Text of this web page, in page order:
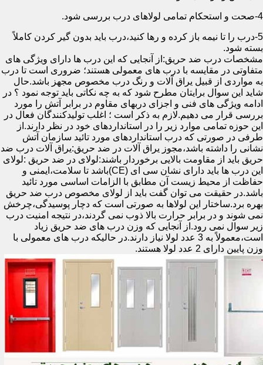
4-صحت و استحکام تمامی لولاهای درب بررسی شود.
5-درب را تا نیمه باز کرده و رها کنید،درب باید بدون گیر کردن کاملاً
بسته شود.
مشخصات درب ضد حریق:از آنجایی که این درب ها دارای ویژگی های
متفاوتی در مقایسه با درب های معمولی هستند؛ ضروری است تا درب
به مواردی از قبیل یراق آلات و رنگ درب مخصوص مجهز باشد.حال
شاید این سوال برایتان مطرح شود که به چه نکاتی باید توجه نمود ؟ در
ادامه ویژگی های فنی و اجزای دربهای مقاوم در برابر آتش را مورد
بررسی قرار می دهیم.لازم به ذکر است ؛ اغلب تولیدکنندگان فعال در
این حوزه تمامی موارد زیر را در استانداردهای خود در نظر دارند.از
طرفی در صورتی که درب استانداردهای مورد تائید سازمان آتش
نشانی را داشته باشد،مجوز یراق آلات در ضد حریق:یراق آلات درب ضد
حریق باید از مقاومت بالایی برخوردار باشند:لولای در ضد حریق :لولای
این درب ها باید دارای نشان سی ای (CE)باشد تا سلامت،ایمنی و
حفاظت از محیط زیست آن مطابق با الزامات اساسی مورد تائید
باشد.در حقیقت می توان گفت باید از لولای مخصوص درب ضد حریق
بهره برد.ساختار این لولاها به صورتی است که دچار پوسیدگی،چرخش
نمی شوند و در برابر حرارت بالا ذوب نمی گردند،در نتیجه امنیت درب
زیر سوال نمی رود.از آنجایی که وزن درب های ضد حریق زیاد
است،معمولاً به 3 عدد لولا نیاز دارند.در حالیکه درب های معمولی با
وزن پایین دارای 2 عدد لولا هستند.